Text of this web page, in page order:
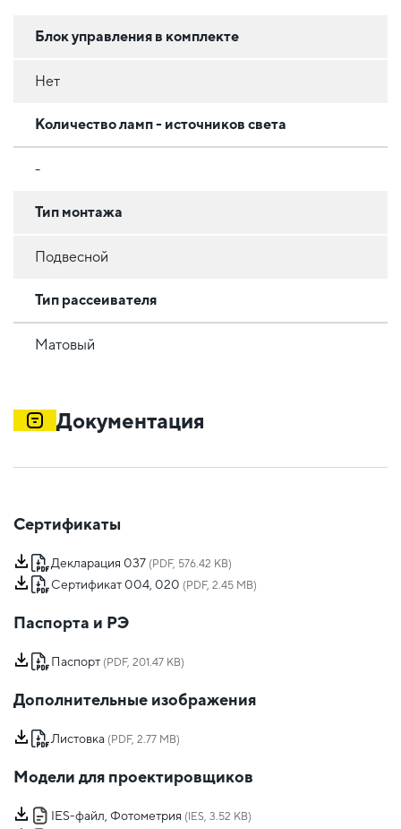
Блок управления в комплекте
Нет
Количество ламп - источников света
-
Тип монтажа
Подвесной
Тип рассеивателя
Матовый
Документация
Сертификаты
Декларация 037 (PDF, 576.42 KB)
Сертификат 004, 020 (PDF, 2.45 MB)
Паспорта и РЭ
Паспорт (PDF, 201.47 KB)
Дополнительные изображения
Листовка (PDF, 2.77 MB)
Модели для проектировщиков
IES-файл, Фотометрия (IES, 3.52 KB)